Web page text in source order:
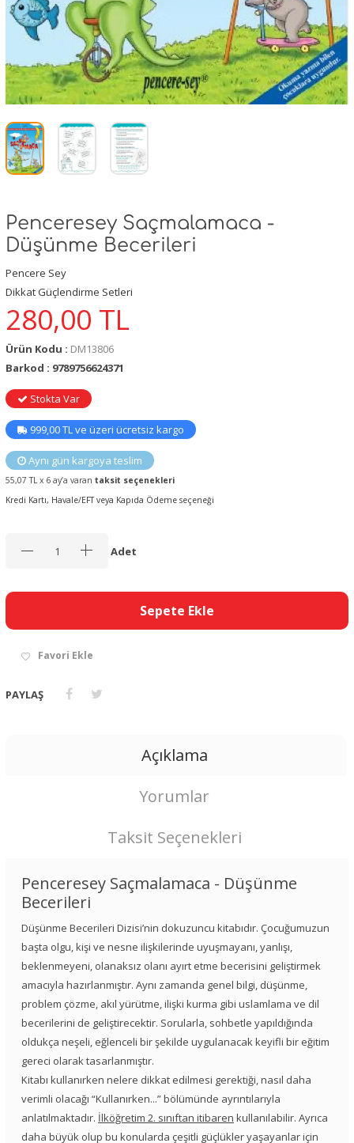
Penceresey Saçmalamaca -
Düşünme Becerileri
Pencere Sey
Dikkat Güçlendirme Setleri
280,00 TL
Ürün Kodu : DM13806
Barkod : 9789756624371
Stokta Var
999,00 TL ve üzeri ücretsiz kargo
Aynı gün kargoya teslim
55,07 TL x 6 ay’a varan taksit seçenekleri
Kredi Kartı, Havale/EFT veya Kapıda Ödeme seçeneği
Adet
Sepete Ekle
Favori Ekle
PAYLAŞ
Açıklama
Yorumlar
Taksit Seçenekleri
Penceresey Saçmalamaca - Düşünme
Becerileri
Düşünme Becerileri Dizisi’nin dokuzuncu kitabıdır. Çocuğumuzun
başta olgu, kişi ve nesne ilişkilerinde uyuşmayanı, yanlışı,
beklenmeyeni, olanaksız olanı ayırt etme becerisini geliştirmek
amacıyla hazırlanmıştır. Aynı zamanda genel bilgi, düşünme,
problem çözme, akıl yürütme, ilişki kurma gibi uslamlama ve dil
becerilerini de geliştirecektir. Sorularla, sohbetle yapıldığında
oldukça neşeli, eğlenceli bir şekilde uygulanacak keyifli bir eğitim
gereci olarak tasarlanmıştır.
Kitabı kullanırken nelere dikkat edilmesi gerektiği, nasıl daha
verimli olacağı “Kullanırken...” bölümünde ayrıntılarıyla
anlatılmaktadır. İlköğretim 2. sınıftan itibaren kullanılabilir. Ayrıca
daha büyük olup bu konularda çeşitli güçlükler yaşayanlar için